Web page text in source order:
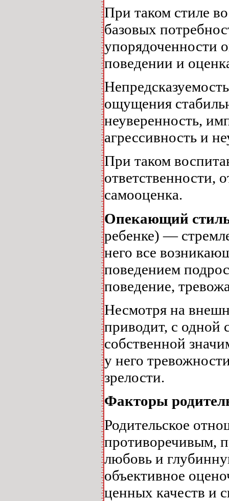
При таком стиле
базовых
упорядоченности
поведении и
ощущения
неуверенность,
агрессивность и
При таком
ответственности,
самооценка.
Опекающий
ребенке) —
него все
поведением
поведение,
Несмотря на
приводит, с одной
собственной
у него
зрелости.
Факторы
Родительское
противоречивым,
любовь и
объективное
ценных качеств и